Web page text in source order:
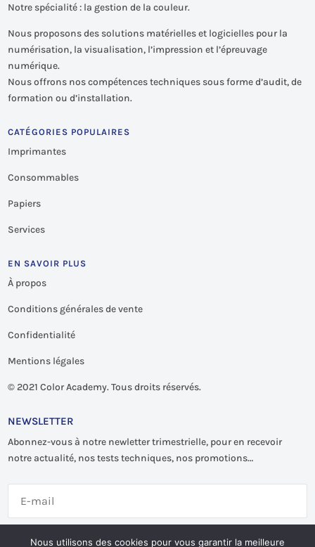
Notre spécialité : la gestion de la couleur.
Nous proposons des solutions matérielles et logicielles pour la
numérisation, la visualisation, l’impression et l’épreuvage
numérique.
Nous offrons nos compétences techniques sous forme d’audit, de
formation ou d’installation.
CATÉGORIES POPULAIRES
Imprimantes
Consommables
Papiers
Services
EN SAVOIR PLUS
À propos
Conditions générales de vente
Confidentialité
Mentions légales
© 2021 Color Academy. Tous droits réservés.
NEWSLETTER
Abonnez-vous à notre newletter trimestrielle, pour en recevoir
notre actualité, nos tests techniques, nos promotions…
S'abonner
Nous utilisons des cookies pour vous garantir la meilleure